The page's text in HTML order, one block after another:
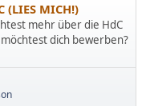
MICH!)
mehr über die HdC
dich bewerben?